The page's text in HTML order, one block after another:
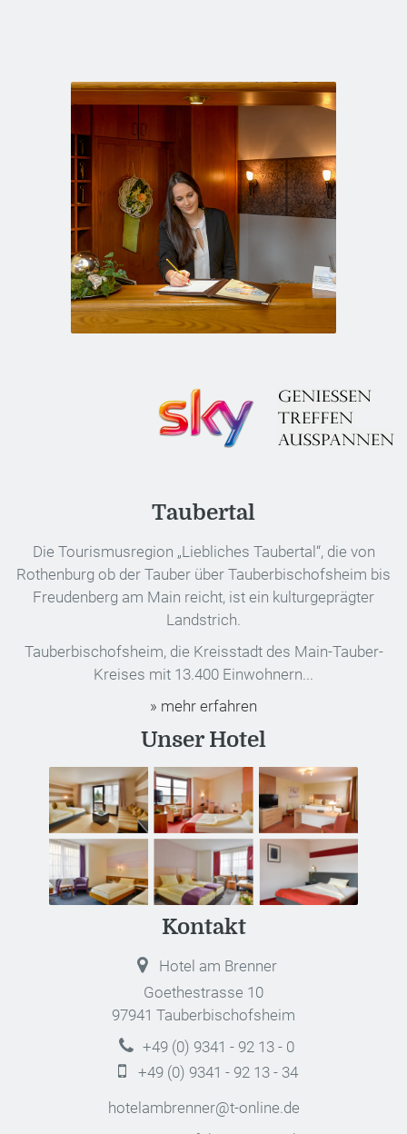
Taubertal
Die Tourismusregion „Liebliches Taubertal“, die von
Rothenburg ob der Tauber über Tauberbischofsheim bis
Freudenberg am Main reicht, ist ein kulturgeprägter
Landstrich.
Tauberbischofsheim, die Kreisstadt des Main-Tauber-
Kreises mit 13.400 Einwohnern...
» mehr erfahren
Unser Hotel
Kontakt
Hotel am Brenner
Goethestrasse 10
97941 Tauberbischofsheim
+49 (0) 9341 - 92 13 - 0
+49 (0) 9341 - 92 13 - 34
hotelambrenner@t-online.de